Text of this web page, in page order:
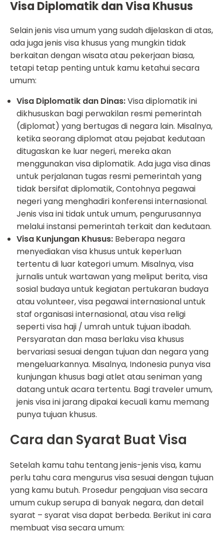
Visa Diplomatik dan Visa Khusus
Selain jenis visa umum yang sudah dijelaskan di atas,
ada juga jenis visa khusus yang mungkin tidak
berkaitan dengan wisata atau pekerjaan biasa,
tetapi tetap penting untuk kamu ketahui secara
umum:
Visa Diplomatik dan Dinas:Visa diplomatik ini
dikhususkan bagi perwakilan resmi pemerintah
(diplomat) yang bertugas di negara lain. Misalnya,
ketika seorang diplomat atau pejabat kedutaan
ditugaskan ke luar negeri, mereka akan
menggunakan visa diplomatik. Ada juga visa dinas
untuk perjalanan tugas resmi pemerintah yang
tidak bersifat diplomatik, Contohnya pegawai
negeri yang menghadiri konferensi internasional.
Jenis visa ini tidak untuk umum, pengurusannya
melalui instansi pemerintah terkait dan kedutaan.
Visa Kunjungan Khusus: Beberapa negara
menyediakan visa khusus untuk keperluan
tertentu di luar kategori umum. Misalnya, visa
jurnalis untuk wartawan yang meliput berita, visa
sosial budaya untuk kegiatan pertukaran budaya
atau volunteer, visa pegawai internasional untuk
staf organisasi internasional, atau visa religi
seperti visa haji / umrah untuk tujuan ibadah.
Persyaratan dan masa berlaku visa khusus
bervariasi sesuai dengan tujuan dan negara yang
mengeluarkannya. Misalnya, Indonesia punya visa
kunjungan khusus bagi atlet atau seniman yang
datang untuk acara tertentu. Bagi traveler umum,
jenis visa ini jarang dipakai kecuali kamu memang
punya tujuan khusus.
Cara dan Syarat Buat Visa
Setelah kamu tahu tentang jenis-jenis visa, kamu
perlu tahu cara mengurus visa sesuai dengan tujuan
yang kamu butuh. Prosedur pengajuan visa secara
umum cukup serupa di banyak negara, dan detail
syarat – syarat visa dapat berbeda. Berikut ini cara
membuat visa secara umum: